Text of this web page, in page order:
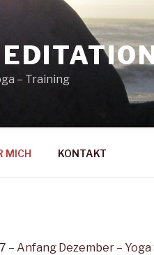
– Training
MICH KONTAKT
– Anfang Dezember –